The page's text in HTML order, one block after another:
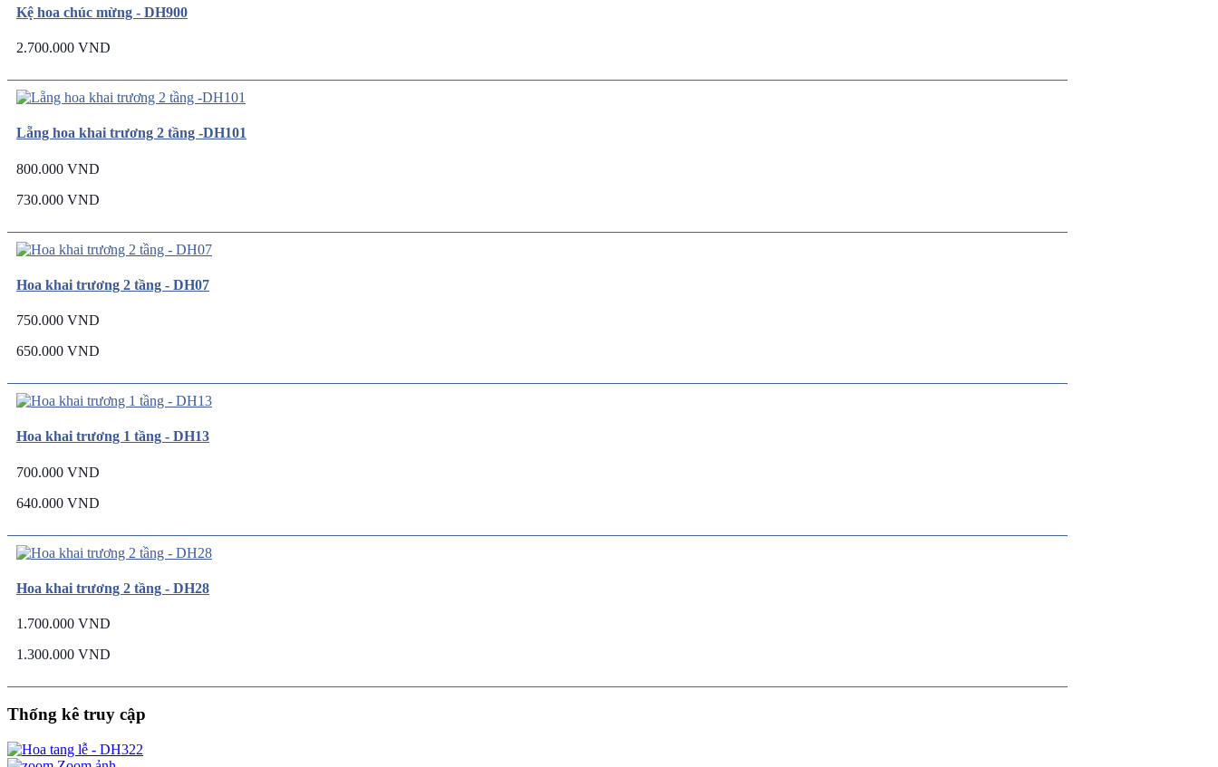
Kệ hoa chúc mừng - DH900
2.700.000 VND
Lẵng hoa khai trương 2 tầng -DH101
800.000 VND
730.000 VND
Hoa khai trương 2 tầng - DH07
750.000 VND
650.000 VND
Hoa khai trương 1 tầng - DH13
700.000 VND
640.000 VND
Hoa khai trương 2 tầng - DH28
1.700.000 VND
1.300.000 VND
Thống kê truy cập